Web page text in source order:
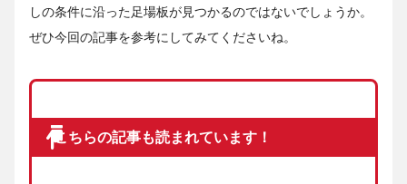
しの条件に沿った足場板が見つかるのではないでしょうか。
ぜひ今回の記事を参考にしてみてくださいね。
こちらの記事も読まれています！